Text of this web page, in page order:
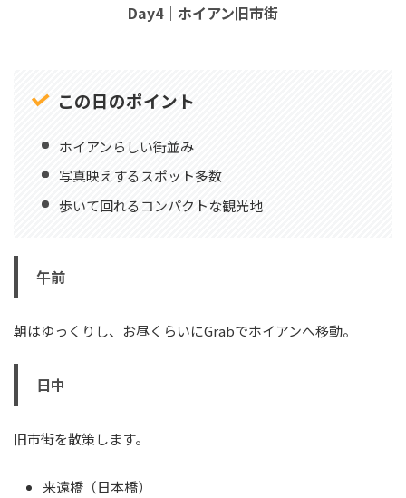
Day4｜ホイアン旧市街
この日のポイント
ホイアンらしい街並み
写真映えするスポット多数
歩いて回れるコンパクトな観光地
午前
朝はゆっくりし、お昼くらいにGrabでホイアンへ移動。
日中
旧市街を散策します。
来遠橋（日本橋）